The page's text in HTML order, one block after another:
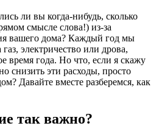
ли вы когда-нибудь, сколько
смысле слова!) из-за
вашего дома? Каждый год мы
электричество или дрова,
время года. Но что, если я скажу
снизить эти расходы, просто
Давайте вместе разберемся, как
так важно?